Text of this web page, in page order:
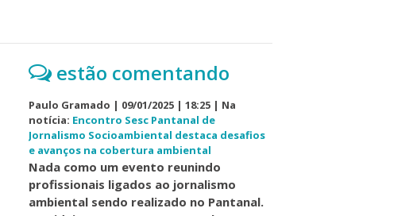
estão comentando
Paulo Gramado | 09/01/2025 | 18:25 | Na
notícia: Encontro Sesc Pantanal de
Jornalismo Socioambiental destaca desafios
e avanços na cobertura ambiental
Nada como um evento reunindo
profissionais ligados ao jornalismo
ambiental sendo realizado no Pantanal.